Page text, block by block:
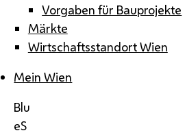
Vorgaben für Bauprojekte
Märkte
Wirtschaftsstandort Wien
Mein Wien
Blu
eS